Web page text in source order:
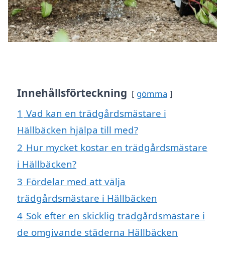
Innehållsförteckning gömma
1 Vad kan en trädgårdsmästare i
Hällbäcken hjälpa till med?
2 Hur mycket kostar en trädgårdsmästare
i Hällbäcken?
3 Fördelar med att välja
trädgårdsmästare i Hällbäcken
4 Sök efter en skicklig trädgårdsmästare i
de omgivande städerna Hällbäcken